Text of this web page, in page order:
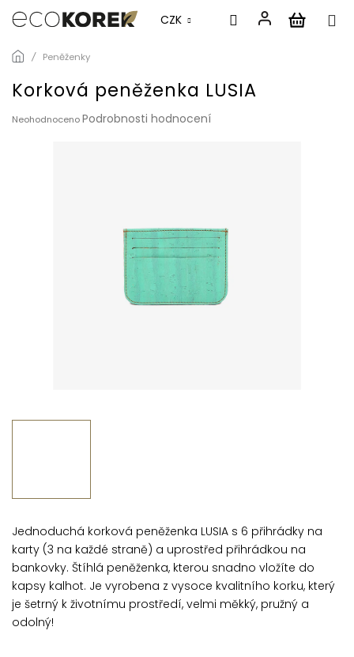
Přejít
obsah
CZK
Peněženky
Korková peněženka LUSIA
Průměrné
NeohodnocenoPodrobnosti hodnocení
Jednoduchá korková peněženka LUSIA s 6 přihrádky na
karty (3 na každé straně) a uprostřed přihrádkou na
bankovky. Štíhlá peněženka, kterou snadno vložíte do
kapsy kalhot. Je vyrobena z vysoce kvalitního korku, který
je šetrný k životnímu prostředí, velmi měkký, pružný a
odolný!